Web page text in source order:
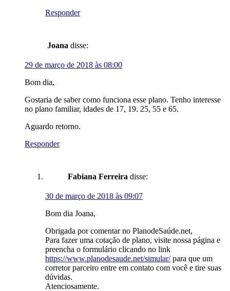
Responder
Joana disse:
29 de março de 2018 às 08:00
Bom dia,
Gostaria de saber como funciona esse plano. Tenho interesse
no plano familiar, idades de 17, 19. 25, 55 e 65.
Aguardo retorno.
Responder
Fabiana Ferreira disse:
30 de março de 2018 às 09:07
Bom dia Joana,
Obrigada por comentar no PlanodeSaúde.net,
Para fazer uma cotação de plano, visite nossa página e
preencha o formulário clicando no link
https://www.planodesaude.net/simular/para que um
corretor parceiro entre em contato com você e tire suas
dúvidas.
Atenciosamente.